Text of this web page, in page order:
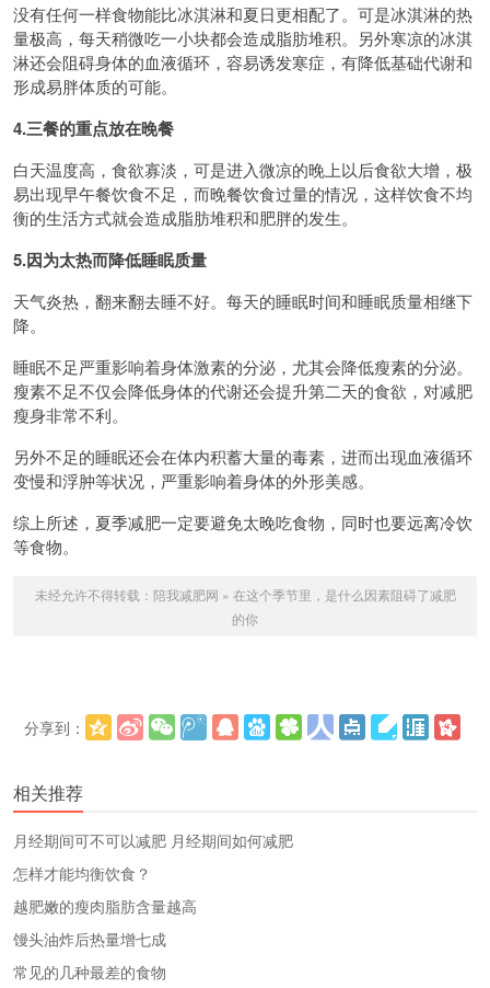
没有任何一样食物能比冰淇淋和夏日更相配了。可是冰淇淋的热
量极高，每天稍微吃一小块都会造成脂肪堆积。另外寒凉的冰淇
淋还会阻碍身体的血液循环，容易诱发寒症，有降低基础代谢和
形成易胖体质的可能。
4.三餐的重点放在晚餐
白天温度高，食欲寡淡，可是进入微凉的晚上以后食欲大增，极
易出现早午餐饮食不足，而晚餐饮食过量的情况，这样饮食不均
衡的生活方式就会造成脂肪堆积和肥胖的发生。
5.因为太热而降低睡眠质量
天气炎热，翻来翻去睡不好。每天的睡眠时间和睡眠质量相继下
降。
睡眠不足严重影响着身体激素的分泌，尤其会降低瘦素的分泌。
瘦素不足不仅会降低身体的代谢还会提升第二天的食欲，对减肥
瘦身非常不利。
另外不足的睡眠还会在体内积蓄大量的毒素，进而出现血液循环
变慢和浮肿等状况，严重影响着身体的外形美感。
综上所述，夏季减肥一定要避免太晚吃食物，同时也要远离冷饮
等食物。
未经允许不得转载： 陪我减肥网 » 在这个季节里，是什么因素阻碍了减肥
的你
分享到：
相关推荐
​月经期间可不可以减肥 月经期间如何减肥
怎样才能均衡饮食？
越肥嫩的瘦肉脂肪含量越高
馒头油炸后热量增七成
常见的几种最差的食物